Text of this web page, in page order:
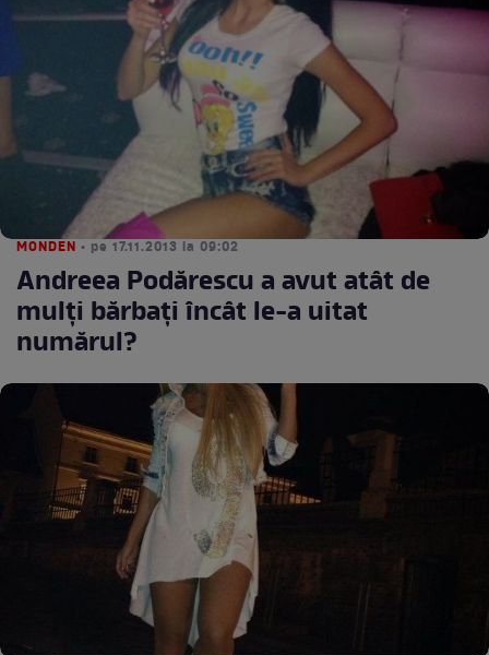
MONDEN • pe 17.11.2013 la 09:02
Andreea Podărescu a avut atât de
mulţi bărbaţi încât le-a uitat
numărul?